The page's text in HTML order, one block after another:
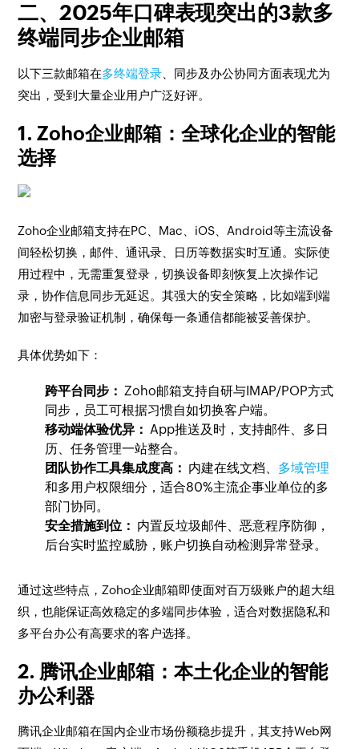
二、2025年口碑表现突出的3款多
终端同步企业邮箱
以下三款邮箱在多终端登录 、同步及办公协同方面表现尤为
突出，受到大量企业用户广泛好评。
1. Zoho企业邮箱：全球化企业的智能
选择
Zoho企业邮箱支持在PC、Mac、iOS、Android等主流设备
间轻松切换，邮件、通讯录、日历等数据实时互通。实际使
用过程中，无需重复登录，切换设备即刻恢复上次操作记
录，协作信息同步无延迟。其强大的安全策略，比如端到端
加密与登录验证机制，确保每一条通信都能被妥善保护。
具体优势如下：
跨平台同步： Zoho邮箱支持自研与IMAP/POP方式
同步，员工可根据习惯自如切换客户端。
移动端体验优异： App推送及时，支持邮件、多日
历、任务管理一站整合。
团队协作工具集成度高： 内建在线文档、 多域管理
和多用户权限细分，适合80%主流企事业单位的多
部门协同。
安全措施到位： 内置反垃圾邮件、恶意程序防御，
后台实时监控威胁，账户切换自动检测异常登录。
通过这些特点，Zoho企业邮箱即使面对百万级账户的超大组
织，也能保证高效稳定的多端同步体验，适合对数据隐私和
多平台办公有高要求的客户选择。
2. 腾讯企业邮箱：本土化企业的智能
办公利器
腾讯企业邮箱在国内企业市场份额稳步提升，其支持Web网